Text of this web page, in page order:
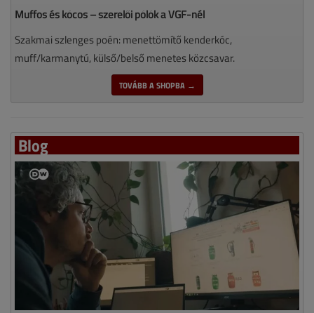
Muffos és kócos – szerelői pólók a VGF-nél
Szakmai szlenges poén: menettömítő kenderkóc,
muff/karmanytú, külső/belső menetes közcsavar.
TOVÁBB A SHOPBA →
Blog